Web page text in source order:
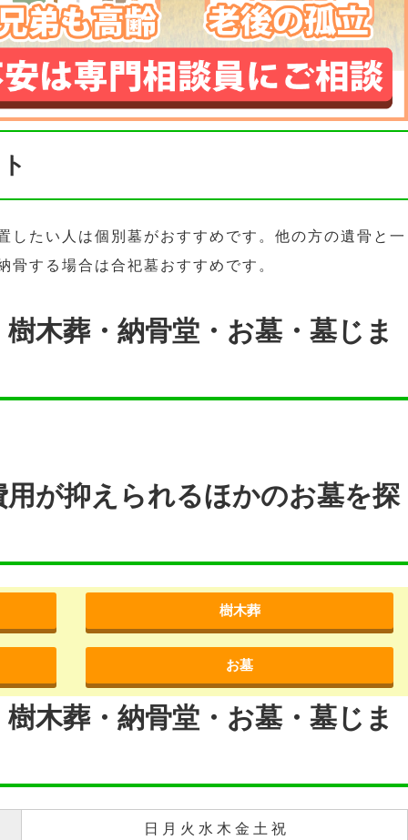
したい人は個別墓がおすすめです。他の方の遺骨と一
骨する場合は合祀墓おすすめです。
木葬・納骨堂・お墓・墓じま
が抑えられるほかのお墓を探
樹木葬
お墓
木葬・納骨堂・お墓・墓じま
日 月 火 水 木 金 土 祝